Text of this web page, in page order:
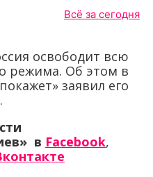
Всё за сегодня
освободит всю
режима. Об этом в
заявил его
в Facebook,